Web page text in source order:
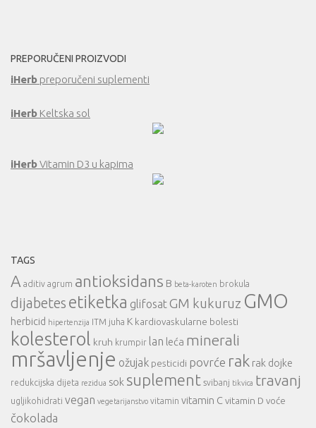
PREPORUČENI PROIZVODI
iHerb preporučeni suplementi
iHerb Keltska sol
iHerbVitamin D3 u kapima
TAGS
A aditiv agrum antioksidans B beta-karoten brokula
dijabetes etiketka glifosatGM kukuruz GMO
herbicid hipertenzija ITM juha K kardiovaskularne bolesti
kolesterol kruh krumpir lan leća minerali
mršavljenje ožujak pesticidi povrće rak rak dojke
redukcijska dijeta rezidua sok suplement svibanj tikvica travanj
ugljikohidrati vegan vegetarijanstvo vitamin vitamin C vitamin D voće
čokolada